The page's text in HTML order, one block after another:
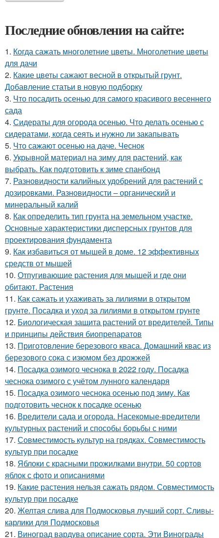
Последние обновления на сайте:
1. Когда сажать многолетние цветы. Многолетние цветы
для дачи
2. Какие цветы сажают весной в открытый грунт.
Добавление статьи в новую подборку
3. Что посадить осенью для самого красивого весеннего
сада
4. Сидераты для огорода осенью. Что делать осенью с
сидератами, когда сеять и нужно ли закапывать
5. Что сажают осенью на даче. Чеснок
6. Укрывной материал на зиму для растений, как
выбрать. Как подготовить к зиме спанбонд
7. Разновидности калийных удобрений для растений с
дозировками. Разновидности – органический и
минеральный калий
8. Как определить тип грунта на земельном участке.
Основные характеристики дисперсных грунтов для
проектирования фундамента
9. Как избавиться от мышей в доме. 12 эффективных
средств от мышей
10. Отпугивающие растения для мышей и где они
обитают. Растения
11. Как сажать и ухаживать за лилиями в открытом
грунте. Посадка и уход за лилиями в открытом грунте
12. Биологическая защита растений от вредителей. Типы
и принципы действия биопрепаратов
13. Приготовление березового кваса. Домашний квас из
березового сока с изюмом без дрожжей
14. Посадка озимого чеснока в 2022 году. Посадка
чеснока озимого с учётом лунного календаря
15. Посадка озимого чеснока осенью под зиму. Как
подготовить чеснок к посадке осенью
16. Вредители сада и огорода. Насекомые-вредители
культурных растений и способы борьбы с ними
17. Совместимость культур на грядках. Совместимость
культур при посадке
18. Яблоки с красными прожилками внутри. 50 сортов
яблок с фото и описаниями
19. Какие растения нельзя сажать рядом. Совместимость
культур при посадке
20. Желтая слива для Подмосковья лучший сорт. Сливы-
карлики для Подмосковья
21. Виноград вардува описание сорта. Эти Винограды